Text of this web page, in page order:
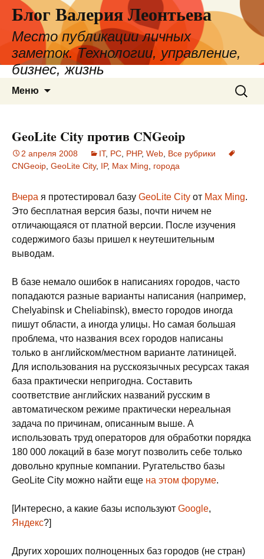
Блог Валерия Леонтьева
Место публикации личных
заметок. Технологии, управление,
бизнес, жизнь
Меню
Найти:
GeoLite City против CNGeoip
2 апреля 2008 IT, PC PHP, Web Все рубрики
CNGeoip GeoLite City, IP, Max Ming города
Вчера я протестировал базу GeoLite City от Max Ming.
Это бесплатная версия базы, почти ничем не
отличающаяся от платной версии. После изучения
содержимого базы пришел к неутешительным
выводам.
В базе немало ошибок в написаниях городов, часто
попадаются разные варианты написания (например,
Chelyabinsk и Cheliabinsk), вместо городов иногда
пишут области, а иногда улицы. Но самая большая
проблема, что названия всех городов написаны
только в английском/местном варианте латиницей.
Для использования на русскоязычных ресурсах такая
база практически непригодна. Составить
соответствие английских названий русским в
автоматическом режиме практически нереальная
задача по причинам, описанным выше. А
использовать труд операторов для обработки порядка
180 000 локаций в базе могут позволить себе только
довольно крупные компании. Ругательство базы
GeoLite City можно найти еще на этом форуме.
[Интересно, а какие базы используют Google,
Яндекс?]
Других хороших полноценных баз городов (не стран)